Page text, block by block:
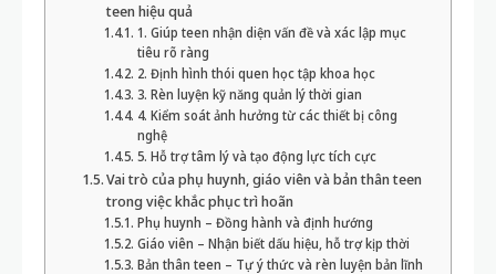
teen hiệu quả
1. Giúp teen nhận diện vấn đề và xác lập mục
tiêu rõ ràng
2. Định hình thói quen học tập khoa học
3. Rèn luyện kỹ năng quản lý thời gian
4. Kiểm soát ảnh hưởng từ các thiết bị công
nghệ
5. Hỗ trợ tâm lý và tạo động lực tích cực
Vai trò của phụ huynh, giáo viên và bản thân teen
trong việc khắc phục trì hoãn
Phụ huynh – Đồng hành và định hướng
Giáo viên – Nhận biết dấu hiệu, hỗ trợ kịp thời
Bản thân teen – Tự ý thức và rèn luyện bản lĩnh